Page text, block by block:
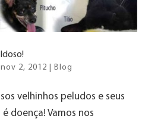
nov 2, 2012 Blog
velhinhos peludos e seus
doença! Vamos nos